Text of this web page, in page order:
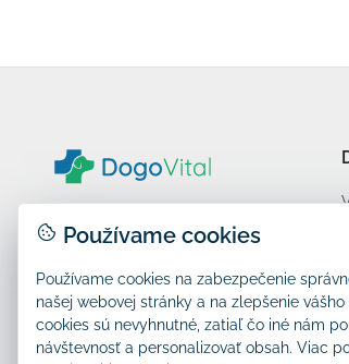
N2X d.o.o.
info@dogovital.sk
Používame cookies
Používame cookies na zabezpečenie
našej webovej stránky a na zlepšenie
cookies sú nevyhnutné, zatiaľ čo iné nám
návštevnosť a personalizovať obsah. Viac